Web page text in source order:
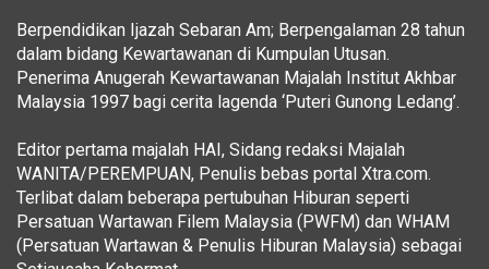
Berpendidikan Ijazah Sebaran Am; Berpengalaman 28 tahun
dalam bidang Kewartawanan di Kumpulan Utusan.
Penerima Anugerah Kewartawanan Majalah Institut Akhbar
Malaysia 1997 bagi cerita lagenda ‘Puteri Gunong Ledang’.
Editor pertama majalah HAI, Sidang redaksi Majalah
WANITA/PEREMPUAN, Penulis bebas portal Xtra.com.
Terlibat dalam beberapa pertubuhan Hiburan seperti
Persatuan Wartawan Filem Malaysia (PWFM) dan WHAM
(Persatuan Wartawan & Penulis Hiburan Malaysia) sebagai